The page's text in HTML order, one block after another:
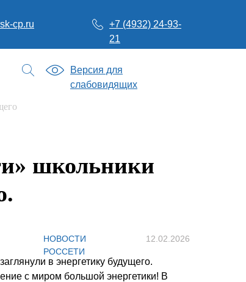
cp.ru
+7 (4932) 24-93-
21
Версия для
слабовидящих
школьники
НОВОСТИ
РОССЕТИ
12.02.2026
в энергетику будущего.
с миром большой энергетики! В